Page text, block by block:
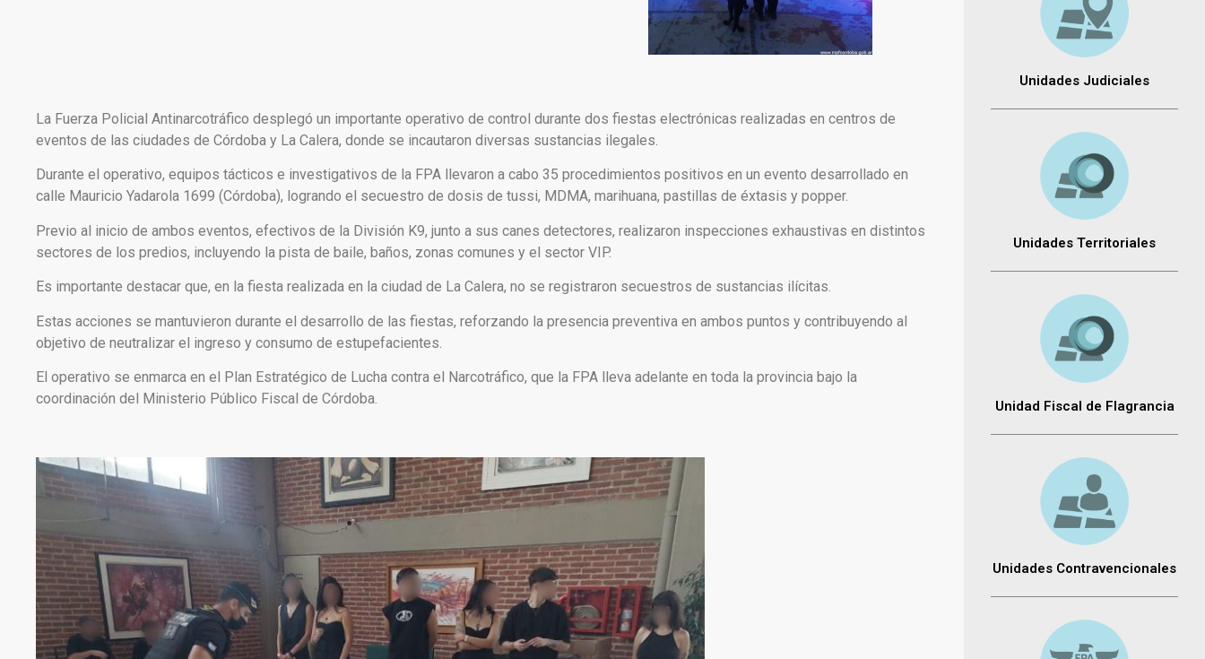
La Fuerza Policial Antinarcotráfico desplegó un importante operativo de control durante dos fiestas electrónicas realizadas en centros de
eventos de las ciudades de Córdoba y La Calera, donde se incautaron diversas sustancias ilegales.
Durante el operativo, equipos tácticos e investigativos de la FPA llevaron a cabo 35 procedimientos positivos en un evento desarrollado en
calle Mauricio Yadarola 1699 (Córdoba), logrando el secuestro de dosis de tussi, MDMA, marihuana, pastillas de éxtasis y popper.
Previo al inicio de ambos eventos, efectivos de la División K9, junto a sus canes detectores, realizaron inspecciones exhaustivas en distintos
sectores de los predios, incluyendo la pista de baile, baños, zonas comunes y el sector VIP.
Es importante destacar que, en la fiesta realizada en la ciudad de La Calera, no se registraron secuestros de sustancias ilícitas.
Estas acciones se mantuvieron durante el desarrollo de las fiestas, reforzando la presencia preventiva en ambos puntos y contribuyendo al
objetivo de neutralizar el ingreso y consumo de estupefacientes.
El operativo se enmarca en el Plan Estratégico de Lucha contra el Narcotráfico, que la FPA lleva adelante en toda la provincia bajo la
coordinación del Ministerio Público Fiscal de Córdoba.
Unidades Judiciales
Unidades Territoriales
Unidad Fiscal de Flagrancia
Unidades Contravencionales